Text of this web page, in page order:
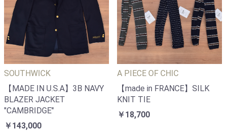
SOUTHWICK
【MADE IN U.S.A】3B NAVY
BLAZER JACKET
"CAMBRIDGE"
￥143,000
A PIECE OF CHIC
【made in FRANCE】SILK
KNIT TIE
￥18,700